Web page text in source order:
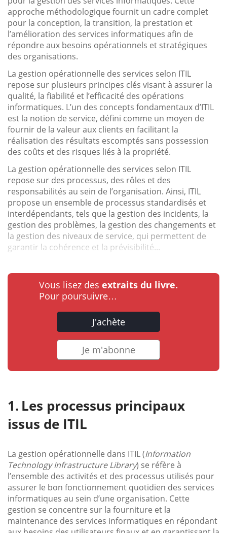
approche méthodologique fournit un cadre complet
pour la conception, la transition, la prestation et
l’amélioration des services informatiques afin de
répondre aux besoins opérationnels et stratégiques
des organisations.
La gestion opérationnelle des services selon ITIL
repose sur plusieurs principes clés visant à assurer la
qualité, la fiabilité et l’efficacité des opérations
informatiques. L’un des concepts fondamentaux d’ITIL
est la notion de service, défini comme un moyen de
fournir de la valeur aux clients en facilitant la
réalisation des résultats escomptés sans possession
des coûts et des risques liés à la propriété.
La gestion opérationnelle des services selon ITIL
repose sur des processus, des rôles et des
responsabilités au sein de l’organisation. Ainsi, ITIL
propose un ensemble de processus standardisés et
interdépendants, tels que la gestion des incidents, la
gestion des problèmes, la gestion des changements et
la gestion des niveaux de service, qui permettent de
garantir la cohérence et la prévisibilité...
Vous lisez des extraits du livre.
Pour poursuivre…
J'achète
Je m'abonne
Les processus principaux
issus de ITIL
La gestion opérationnelle dans ITIL (Information
Technology Infrastructure Library) se réfère à
l’ensemble des activités et des processus utilisés pour
assurer le bon fonctionnement quotidien des services
informatiques au sein d’une organisation. Cette
gestion se concentre sur la fourniture et la
maintenance des services informatiques en répondant